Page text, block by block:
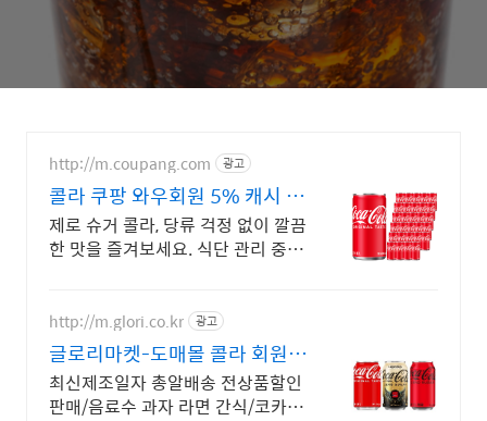
http://m.coupang.com 광고
콜라 쿠팡 와우회원 5% 캐시 적
립
제로 슈거 콜라, 당류 걱정 없이 깔끔
한 맛을 즐겨보세요. 식단 관리 중에
http://m.glori.co.kr 광고
글로리마켓-도매몰 콜라 회원가
입시 다양한 해택제공
최신제조일자 총알배송 전상품할인
판매/음료수 과자 라면 간식/코카콜